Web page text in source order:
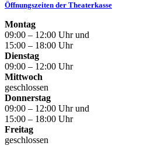
Öffnungszeiten der Theaterkasse
Montag
09:00 – 12:00 Uhr und
15:00 – 18:00 Uhr
Dienstag
09:00 – 12:00 Uhr
Mittwoch
geschlossen
Donnerstag
09:00 – 12:00 Uhr und
15:00 – 18:00 Uhr
Freitag
geschlossen